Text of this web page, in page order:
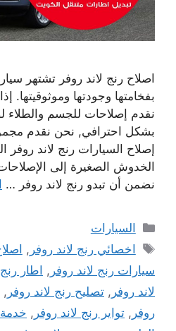
اصلاح رنج لاند روفر تشتهر
بفخامتها وجودتها وموثوقيتها.
نقدم إصلاحات للجسم والطلاء
بشكل احترافي, نحن نقدم
إصلاح السيارات رنج لاند
الخدوش الصغيرة إلى
نضمن أن تبدو رنج لاند روفر …
التصنيفات
السيارات
الوسوم
اخصائي رنج لاند روفر ,
سيارات رنج لاند روفر , اطار رنج
لاند روفر , تصليح رنج لاند روفر ,
روفر , تواير رنج لاند روفر ,